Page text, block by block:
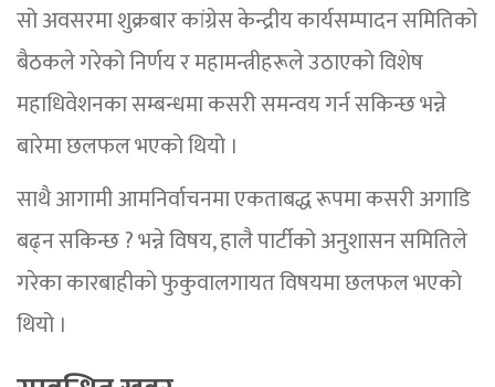
सो अवसरमा शुक्रबार कांग्रेस केन्द्रीय कार्यसम्पादन समितिको
बैठकले गरेको निर्णय र महामन्त्रीहरूले उठाएको विशेष
महाधिवेशनका सम्बन्धमा कसरी समन्वय गर्न सकिन्छ भन्ने
बारेमा छलफल भएको थियो ।
साथै आगामी आमनिर्वाचनमा एकताबद्ध रूपमा कसरी अगाडि
बढ्न सकिन्छ ? भन्ने विषय, हालै पार्टीको अनुशासन समितिले
गरेका कारबाहीको फुकुवालगायत विषयमा छलफल भएको
थियो ।